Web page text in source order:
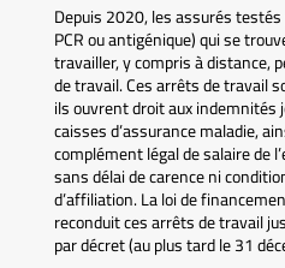
Depuis 2020, les assurés
PCR ou antigénique) qui se
travailler, y compris à distance,
de travail. Ces arrêts de travail
ils ouvrent droit aux indemnités
caisses d’assurance maladie,
complément légal de salaire de
sans délai de carence ni
d’affiliation. La loi de
reconduit ces arrêts de travail
par décret (au plus tard le 31